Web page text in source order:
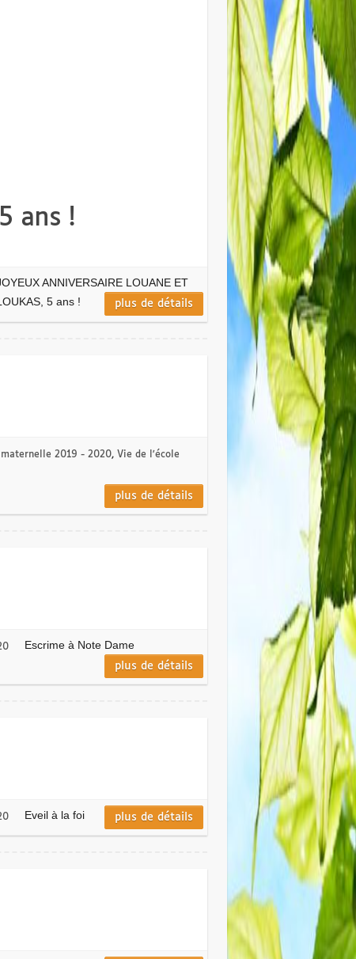
ans !
ANNIVERSAIRE LOUANE ET
5 ans !
plus de détails
2019 - 2020, Vie de l'école
plus de détails
Escrime à Note Dame
plus de détails
Eveil à la foi plus de détails